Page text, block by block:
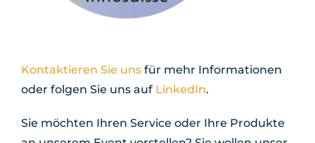
Kontaktieren Sie uns für mehr Informationen
oder folgen Sie uns auf LinkedIn.
Sie möchten Ihren Service oder Ihre Produkte